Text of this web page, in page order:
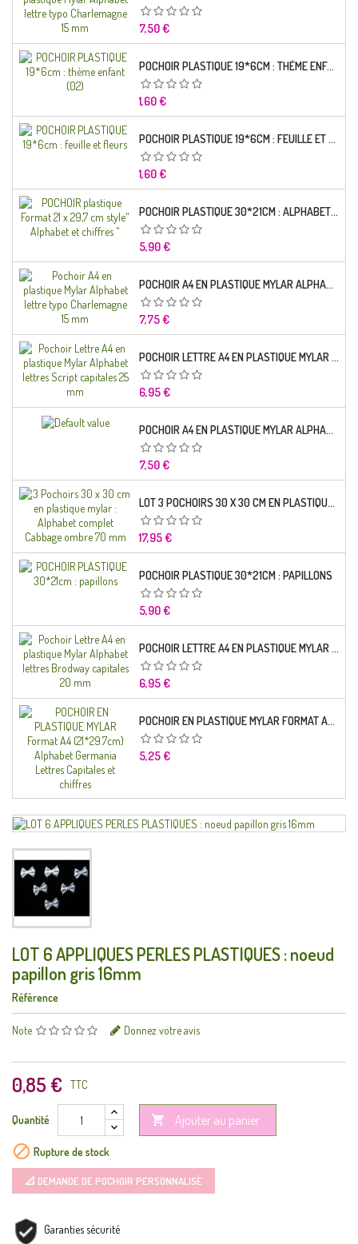
Prix
7,50 €
POCHOIR PLASTIQUE 19*6CM : THÈME ENFANT (02)
Prix
1,60 €
POCHOIR PLASTIQUE 19*6CM : FEUILLE ET FLEURS
Prix
1,60 €
POCHOIR PLASTIQUE 30*21CM : ALPHABET (02)
Prix
5,90 €
POCHOIR A4 EN PLASTIQUE MYLAR ALPHABET LETTRE TYPO RAVIE 30 MM
Prix
7,75 €
POCHOIR LETTRE A4 EN PLASTIQUE MYLAR ALPHABET LETTRES SCRIPT CAPITALES 25 MM
Prix
6,95 €
POCHOIR A4 EN PLASTIQUE MYLAR ALPHABET LETTRE TYPO SCIENCE 35 MM
Prix
7,50 €
LOT 3 POCHOIRS 30 X 30 CM EN PLASTIQUE MYLAR : ALPHABET COMPLET CABBAGE OMBRE 70 MM
Prix
17,95 €
POCHOIR PLASTIQUE 30*21CM : PAPILLONS
Prix
5,90 €
POCHOIR LETTRE A4 EN PLASTIQUE MYLAR ALPHABET LETTRES BRODWAY CAPITALES 20 MM
Prix
6,95 €
POCHOIR EN PLASTIQUE MYLAR FORMAT A4 (21*29.7CM) ALPHABET GERMANICA LETTRES CAPITALES ET CHIFFRES
Prix
5,25 €
LOT 6 APPLIQUES PERLES PLASTIQUES : noeud
papillon gris 16mm
Référence
Note Donnez votre avis
0,85 € TTC
Quantité  Ajouter au panier
 Rupture de stock
📐 DEMANDE DE POCHOIR PERSONNALISÉ
Garanties sécurité